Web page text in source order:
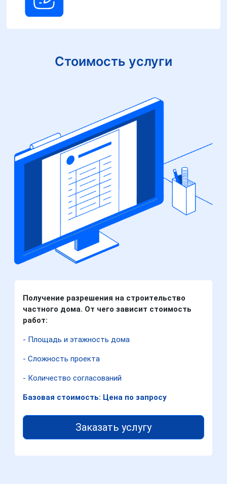
Стоимость услуги
Получение разрешения на строительство
частного дома. От чего зависит стоимость
работ:
- Площадь и этажность дома
- Сложность проекта
- Количество согласований
Базовая стоимость: Цена по запросу
Заказать услугу